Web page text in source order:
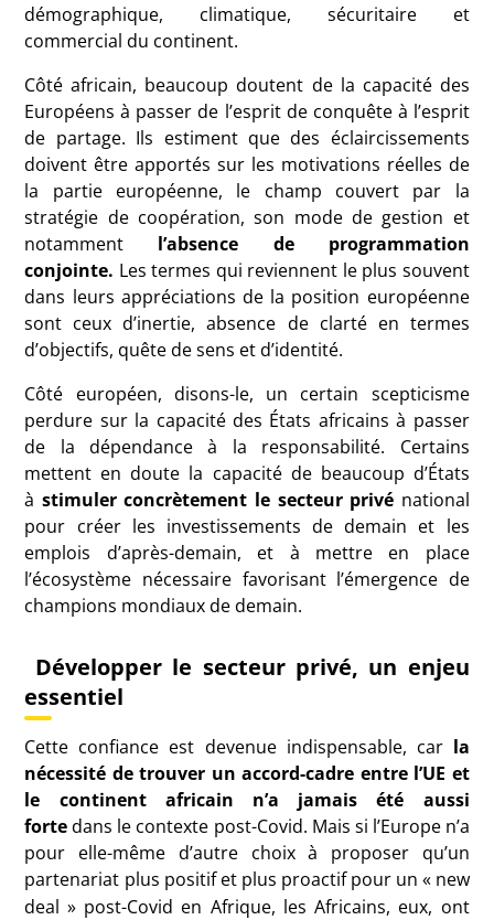
démographique, climatique, sécuritaire et
commercial du continent.
Côté africain, beaucoup doutent de la capacité des
Européens à passer de l’esprit de conquête à l’esprit
de partage. Ils estiment que des éclaircissements
doivent être apportés sur les motivations réelles de
la partie européenne, le champ couvert par la
stratégie de coopération, son mode de gestion et
notamment
l’absence de programmation
conjointe. Les termes qui reviennent le plus souvent
dans leurs appréciations de la position européenne
sont ceux d’inertie, absence de clarté en termes
d’objectifs, quête de sens et d’identité.
Côté européen, disons-le, un certain scepticisme
perdure sur la capacité des États africains à passer
de la dépendance à la responsabilité. Certains
mettent en doute la capacité de beaucoup d’États
à stimuler concrètement le secteur privé national
pour créer les investissements de demain et les
emplois d’après-demain, et à mettre en place
l’écosystème nécessaire favorisant l’émergence de
champions mondiaux de demain.
Développer le secteur privé, un enjeu
essentiel
Cette confiance est devenue indispensable, car la
nécessité de trouver un accord-cadre entre l’UE et
le continent africain n’a jamais été aussi
forte dans le contexte post-Covid. Mais si l’Europe n’a
pour elle-même d’autre choix à proposer qu’un
partenariat plus positif et plus proactif pour un « new
deal » post-Covid en Afrique, les Africains, eux, ont